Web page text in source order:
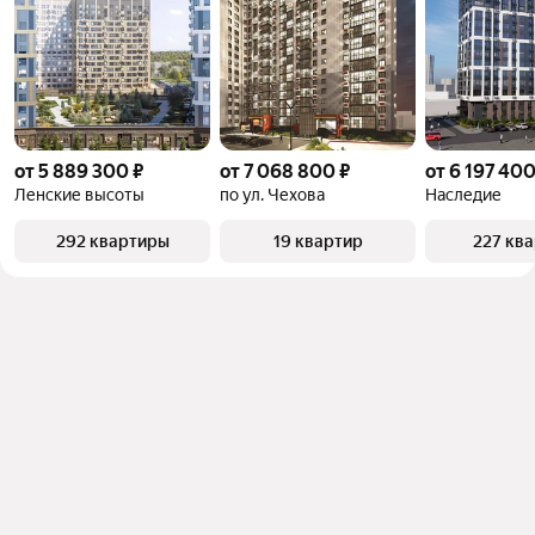
от 5 889 300 ₽
Ленские высоты
292 квартиры
от 7 068 800 ₽
по ул. Чехова
19 квартир
от 6 197
Наследие
227